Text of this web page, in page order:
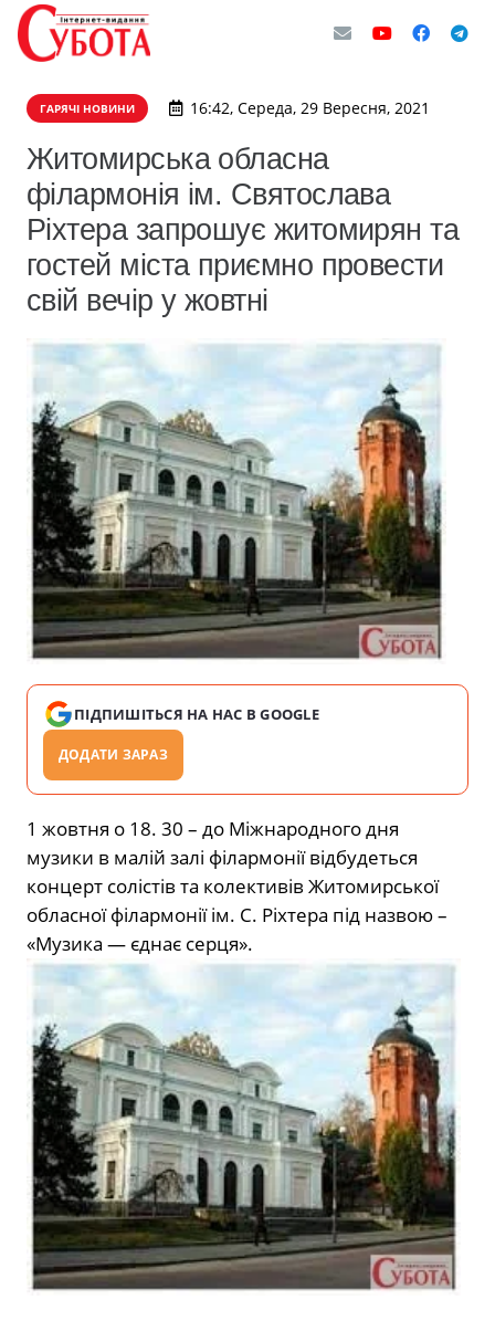
ГАРЯЧІ НОВИНИ 16:42, Середа, 29 Вересня, 2021
Житомирська обласна
філармонія ім. Святослава
Ріхтера запрошує житомирян та
гостей міста приємно провести
свій вечір у жовтні
ПІДПИШІТЬСЯ НА НАС В GOOGLE
ДОДАТИ ЗАРАЗ
1 жовтня о 18. 30 – до Міжнародного дня
музики в малій залі філармонії відбудеться
концерт солістів та колективів Житомирської
обласної філармонії ім. С. Ріхтера під назвою –
«Музика — єднає серця».